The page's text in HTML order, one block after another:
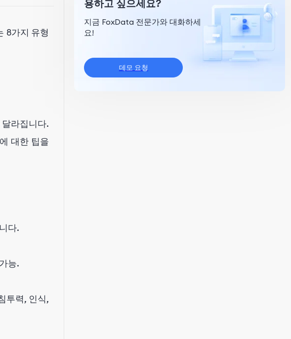
8가지 유형
라집니다.
대한 팁을
다.
능.
투력, 인식,
용하고 싶으세요?
지금 FoxData 전문가와 대화하세
요!
데모 요청